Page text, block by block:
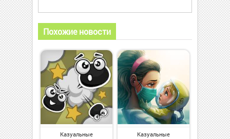
Похожие новости
Казуальные Казуальные